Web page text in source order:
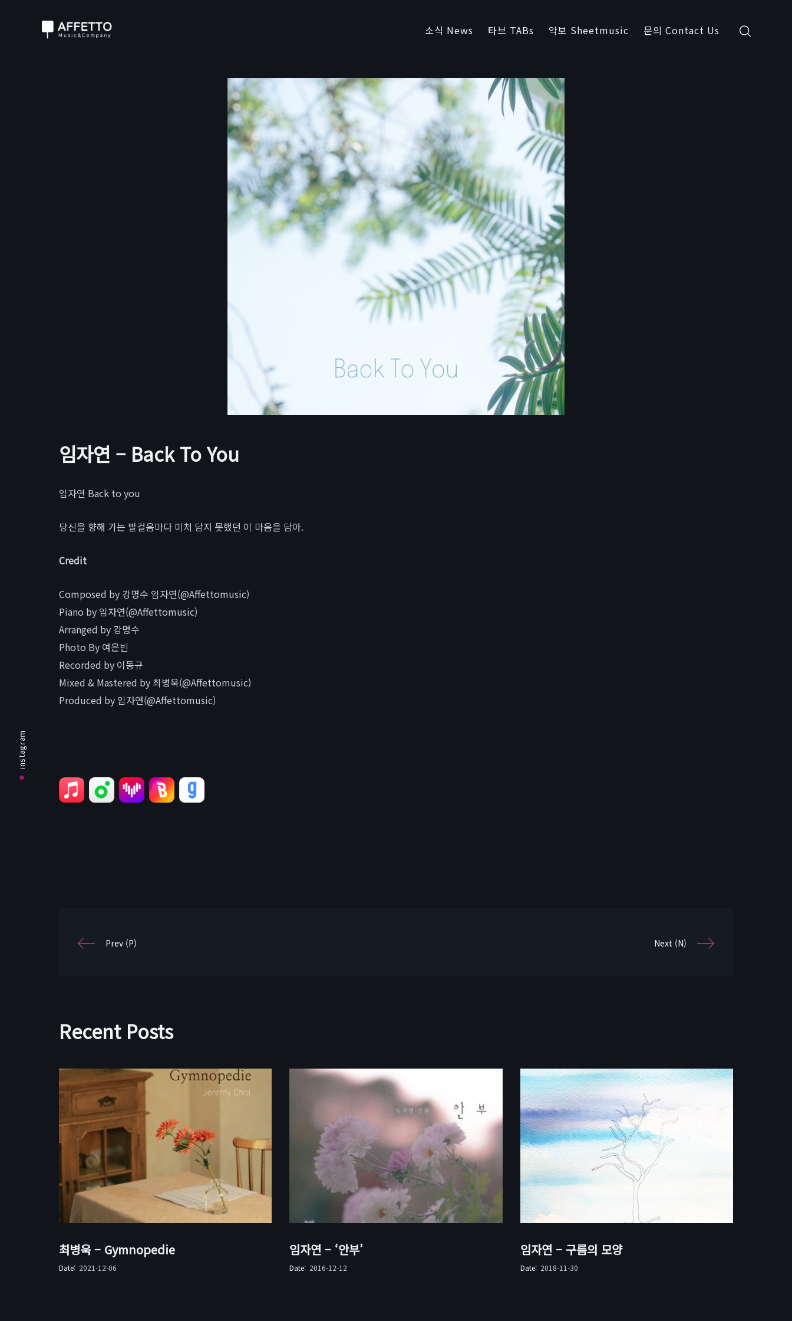
소식 News 타브 TABs 악보 Sheetmusic 문의 Contact Us
instagram
임자연 – Back To You
임자연 Back to you
당신을 향해 가는 발걸음마다 미처 담지 못했던 이 마음을 담아.
Credit
Composed by 강명수 임자연(@Affettomusic)
Piano by 임자연(@Affettomusic)
Arranged by 강명수
Photo By 여은빈
Recorded by 이동규
Mixed & Mastered by 최병욱(@Affettomusic)
Produced by 임자연(@Affettomusic)
Prev (P) Next (N)
Recent Posts
최병욱 – Gymnopedie
Date: 2021-12-06
임자연 – ‘안부’
Date: 2016-12-12
임자연 – 구름의 모양
Date: 2018-11-30